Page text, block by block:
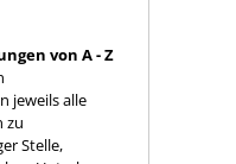
von A - Z
jeweils alle
zu
Stelle,